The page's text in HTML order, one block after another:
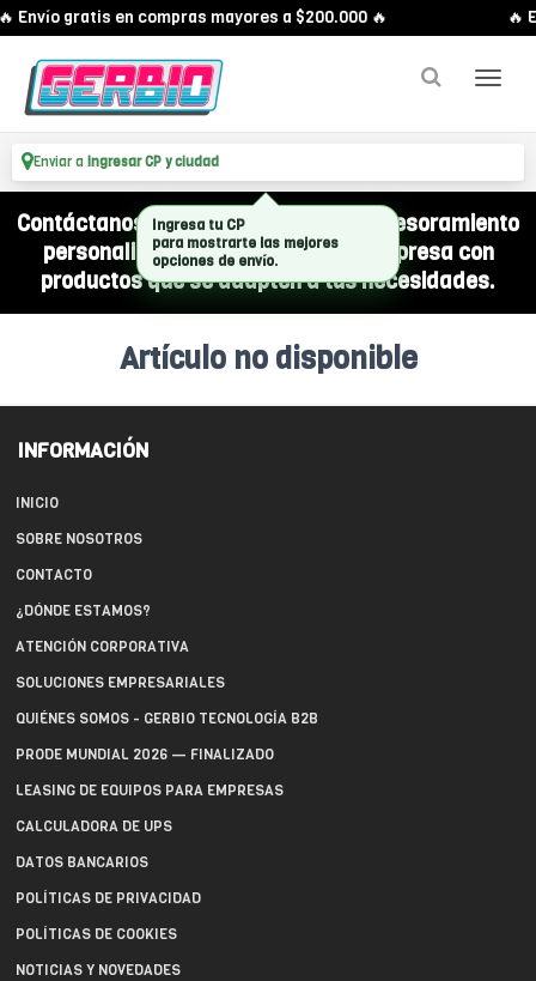
Envío gratis en compras mayores a $200.000 🔥 🔥
Enviar a Ingresar CP y ciudad
Contáctanos por WhatsApp y recibí asesoramiento
personalizado para equipar a tu empresa con
productos que se adapten a tus necesidades.
Artículo no disponible
INFORMACIÓN
INICIO
SOBRE NOSOTROS
CONTACTO
¿DÓNDE ESTAMOS?
ATENCIÓN CORPORATIVA
SOLUCIONES EMPRESARIALES
QUIÉNES SOMOS - GERBIO TECNOLOGÍA B2B
PRODE MUNDIAL 2026 — FINALIZADO
LEASING DE EQUIPOS PARA EMPRESAS
CALCULADORA DE UPS
DATOS BANCARIOS
POLÍTICAS DE PRIVACIDAD
POLÍTICAS DE COOKIES
NOTICIAS Y NOVEDADES
Ingresa tu CP
para mostrarte las mejores
opciones de envío.